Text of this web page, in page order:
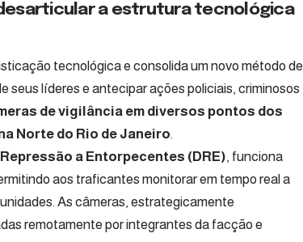
a estrutura tecnológica
tecnológica e consolida um novo método de
seus líderes e antecipar ações policiais, criminosos
de vigilância em diversos pontos dos
Norte do Rio de Janeiro.
a Entorpecentes (DRE), funciona
aos traficantes monitorar em tempo real a
As câmeras, estrategicamente
remotamente por integrantes da facção e